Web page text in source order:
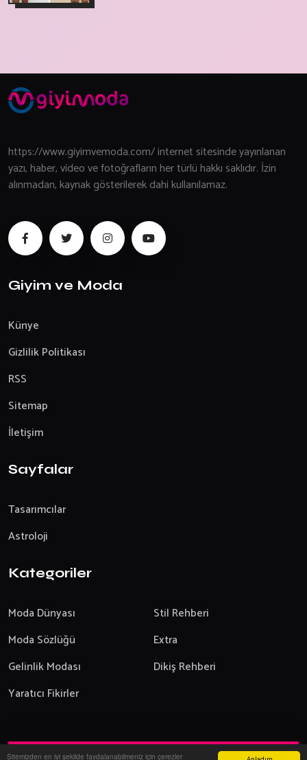
Sitemizden en iyi şekilde faydalanabilmeniz için çerezler
https://www.giyimvemoda.com/ internet sitesinde yayınlanan
yazı, haber, video ve fotoğrafların her türlü hakkı saklıdır. İzin
alınmadan, kaynak gösterilerek dahi kullanılamaz.
Giyim ve Moda
Künye
Gizlilik Politikası
RSS
Sitemap
İletişim
Sayfalar
Tasarımcılar
Astroloji
Kategoriler
Moda Dünyası
Stil Rehberi
Moda Sözlüğü
Extra
Gelinlik Modası
Dikiş Rehberi
Yaratıcı Fikirler